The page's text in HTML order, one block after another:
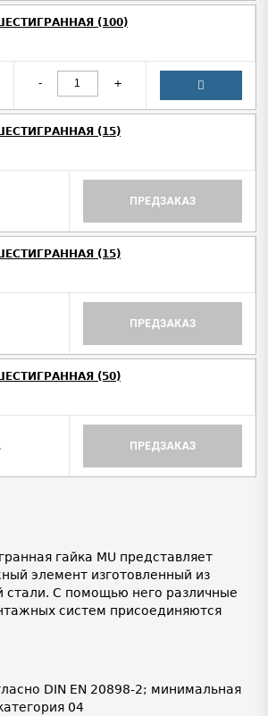
(100)
- +
(15)
ПРЕДЗАКАЗ
(15)
ПРЕДЗАКАЗ
(50)
ПРЕДЗАКАЗ
гайка MU представляет
элемент изготовленный из
стали. С помощью него различные
систем присоединяются
DIN EN 20898-2; минимальная
04